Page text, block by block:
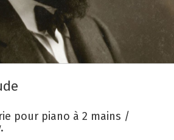
pour piano à 2 mains /